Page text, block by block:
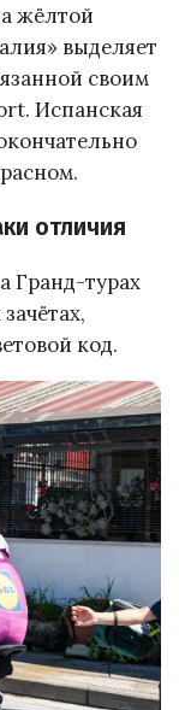
жёлтой
выделяет
своим
Испанская
отличия
Гранд-турах
код.